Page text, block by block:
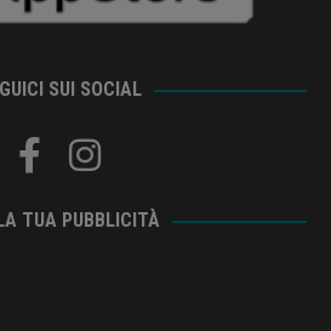
SUI SOCIAL
TUA PUBBLICITÀ